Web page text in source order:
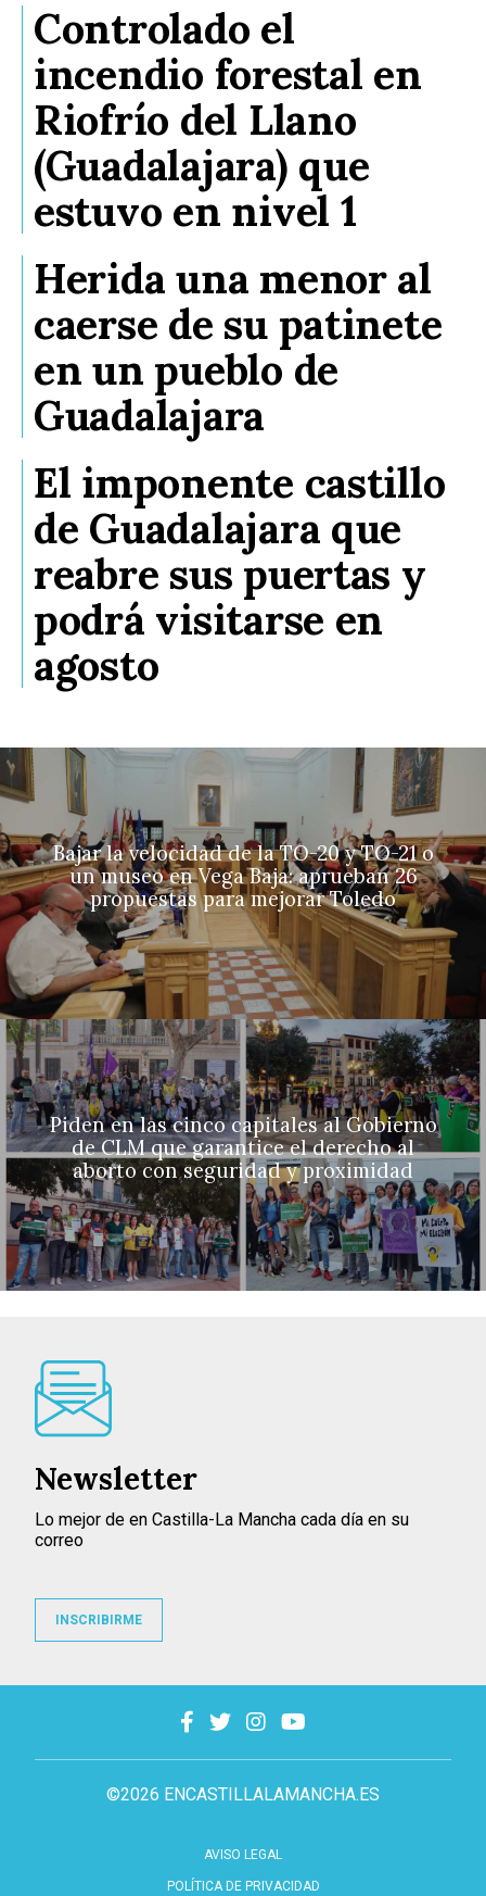
Controlado el
incendio forestal en
Riofrío del Llano
(Guadalajara) que
estuvo en nivel 1
Herida una menor al
caerse de su patinete
en un pueblo de
Guadalajara
El imponente castillo
de Guadalajara que
reabre sus puertas y
podrá visitarse en
agosto
Bajar la velocidad de la TO-20 y TO-21 o
un museo en Vega Baja: aprueban 26
propuestas para mejorar Toledo
Piden en las cinco capitales al Gobierno
de CLM que garantice el derecho al
aborto con seguridad y proximidad
©2026 ENCASTILLALAMANCHA.ES
AVISO LEGAL
POLÍTICA DE PRIVACIDAD
Newsletter
Lo mejor de en Castilla-La Mancha cada día en su
correo
INSCRIBIRME